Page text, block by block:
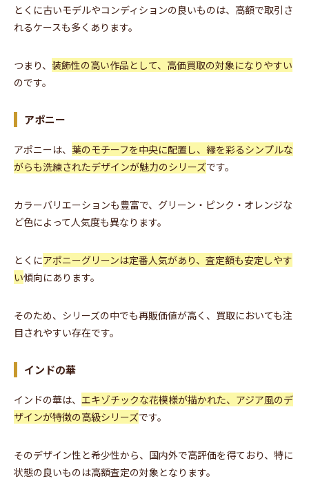
とくに古いモデルやコンディションの良いものは、高額で取引さ
れるケースも多くあります。
つまり、 装飾性の高い作品として、高価買取の対象になりやすい
のです。
アポニー
アポニーは、 葉のモチーフを中央に配置し、縁を彩るシンプルな
がらも洗練されたデザインが魅力のシリーズです。
カラーバリエーションも豊富で、グリーン・ピンク・オレンジな
ど色によって人気度も異なります。
とくにアポニーグリーンは定番人気があり、査定額も安定しやす
い傾向にあります。
そのため、シリーズの中でも再販価値が高く、買取においても注
目されやすい存在です。
インドの華
インドの華は、 エキゾチックな花模様が描かれた、アジア風のデ
ザインが特徴の高級シリーズです。
そのデザイン性と希少性から、国内外で高評価を得ており、特に
状態の良いものは高額査定の対象となります。